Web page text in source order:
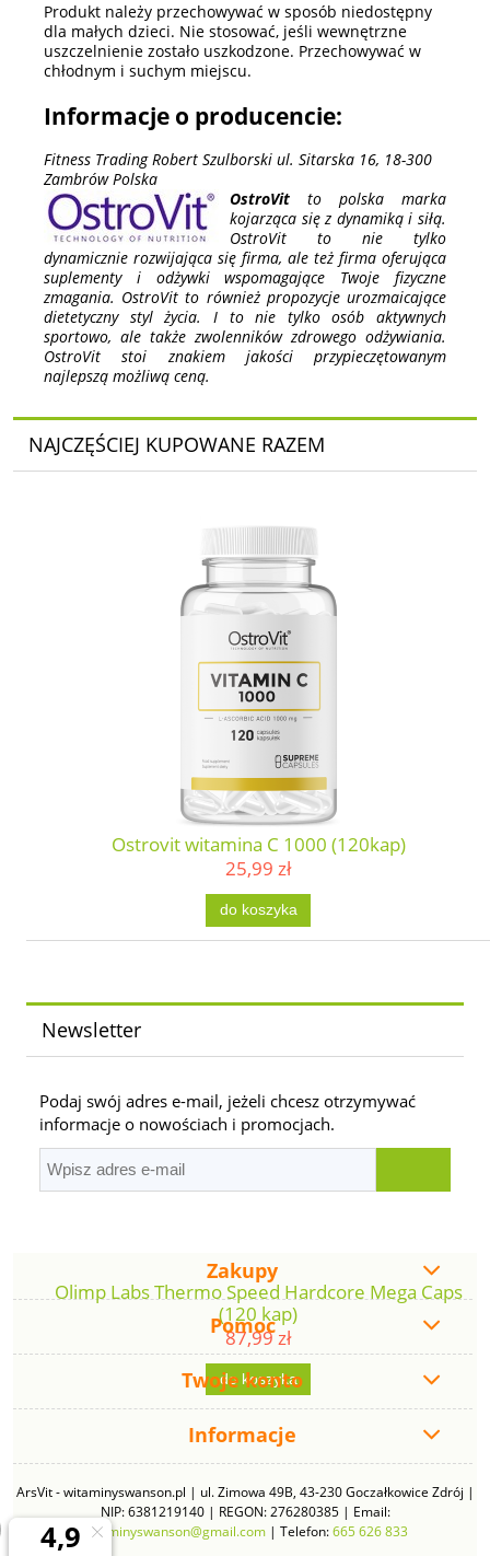
Produkt należy przechowywać w sposób niedostępny
dla małych dzieci. Nie stosować, jeśli wewnętrzne
uszczelnienie zostało uszkodzone. Przechowywać w
chłodnym i suchym miejscu.
Informacje o producencie:
Fitness Trading Robert Szulborski ul. Sitarska 16, 18-300
Zambrów Polska
OstroVit to polska marka
kojarząca się z dynamiką i siłą.
OstroVit to nie tylko
dynamicznie rozwijająca się firma, ale też firma oferująca
suplementy i odżywki wspomagające Twoje fizyczne
zmagania. OstroVit to również propozycje urozmaicające
dietetyczny styl życia. I to nie tylko osób aktywnych
sportowo, ale także zwolenników zdrowego odżywiania.
OstroVit stoi znakiem jakości przypieczętowanym
najlepszą możliwą ceną.
NAJCZĘŚCIEJ KUPOWANE RAZEM
Ostrovit witamina C 1000 (120kap)
25,99 zł
do koszyka
Olimp Labs Thermo Speed Hardcore Mega Caps
(120 kap)
87,99 zł
do koszyka
Newsletter
Podaj swój adres e-mail, jeżeli chcesz otrzymywać
informacje o nowościach i promocjach.
Zakupy
Pomoc
Twoje konto
Informacje
ArsVit - witaminyswanson.pl | ul. Zimowa 49B, 43-230 Goczałkowice Zdrój |
NIP: 6381219140 | REGON: 276280385 | Email:
witaminyswanson@gmail.com | Telefon:665 626 833